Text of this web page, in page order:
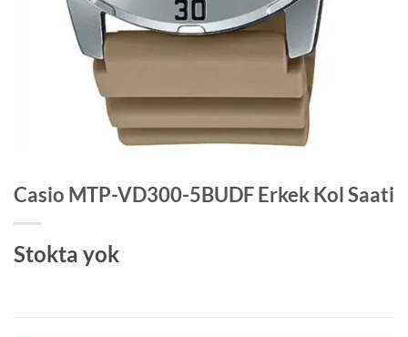
Casio MTP-VD300-5BUDF Erkek Kol Saati
Stokta yok